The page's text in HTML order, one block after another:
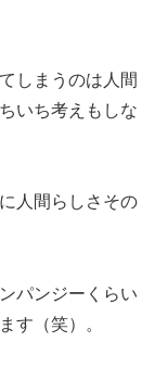
しまうのは人間
いち考えもしな
人間らしさその
パンジーくらい
す（笑）。